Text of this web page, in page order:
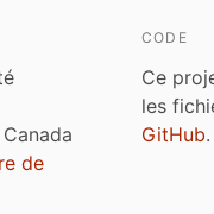
de
CODE
Ce
les
GitHub.